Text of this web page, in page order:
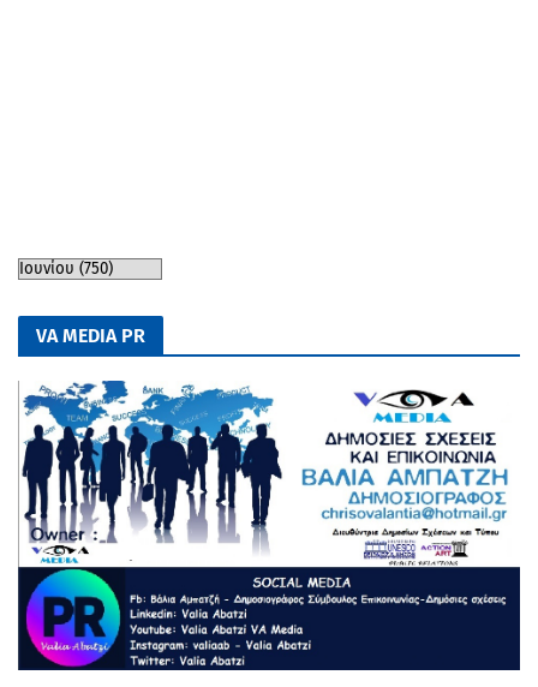
VA MEDIA PR